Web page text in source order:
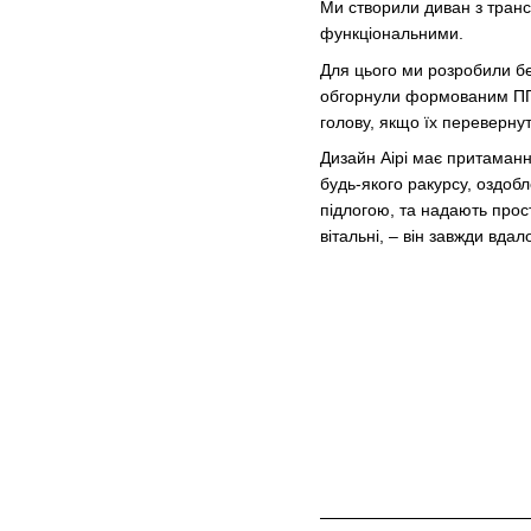
Ми створили диван з
функціональними.
Для цього ми розробили
обгорнули формованим
голову, якщо їх
Дизайн Аірі має
будь-якого ракурсу,
підлогою, та надають
вітальні, – він завжди